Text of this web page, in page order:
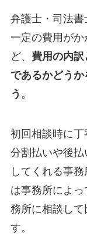
弁護士・司法書
一定の費用が
ど、 費用の内
であるかどう
う 。
初回相談時に丁
分割払いや後
してくれる事
は事務所によ
務所に相談して
す。